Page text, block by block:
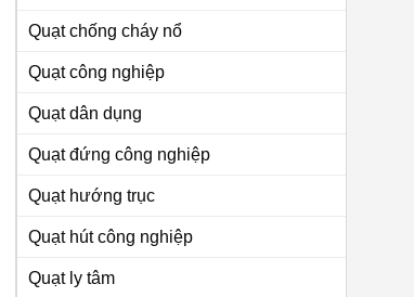
Quạt chống cháy nổ
Quạt công nghiệp
Quạt dân dụng
Quạt đứng công nghiệp
Quạt hướng trục
Quạt hút công nghiệp
Quạt ly tâm